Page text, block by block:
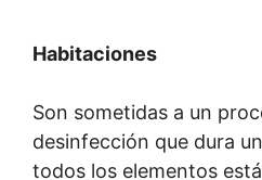
Habitaciones
Son sometidas a un
desinfección que dura
todos los elementos